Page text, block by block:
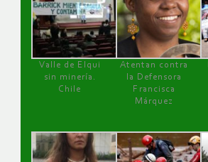
Valle de Elqui
sin minería.
Chile
Atentan contra
la Defensora
Francisca
Márquez